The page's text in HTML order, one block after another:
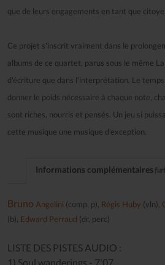
que de leurs engagements en tant que
Ce projet s'inscrit vraiment dans le
albums de ce quartet, parus sous le même
d'écriture que dans l'interprétation. Le
donner le poids nécessaire à chaque note,
sont riches, nourris et pensés. Un jeu si
cette musique une musique d'exception.
Informations complémentaires
Bruno Angelini (comp, p), Régis Huby (vln),
(b), Edward Perraud (dr, perc)
LISTE DES PISTES AUDIO :
1) Soul wanderings - 7'07